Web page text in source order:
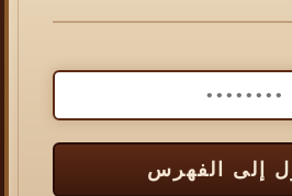
إلى الفهرس